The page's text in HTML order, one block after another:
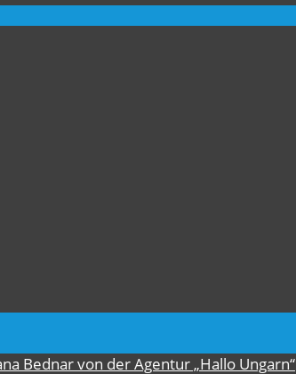
Bednar von der Agentur „Hallo Ungarn“